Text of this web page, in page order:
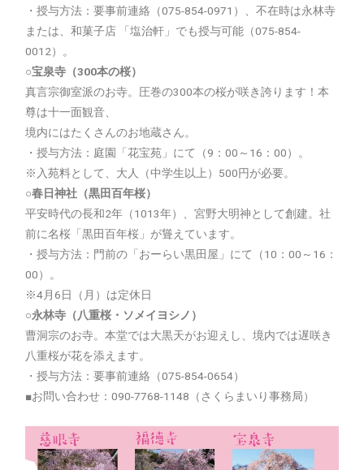
・授与方法：要事前連絡（075-854-0971）、不在時は永林寺
または、和菓子店 「塩治軒」でも授与可能（075-854-
0012）。
○宝泉寺（300本の桜）
真言宗御室派のお寺。圧巻の300本の桜が咲き誇ります！本
尊は十一面観音、
境内にはたくさんのお地蔵さん。
・授与方法：庭園「花宝苑」にて（9：00～16：00）。
※入苑料として、大人（中学生以上）500円が必要。
○春日神社（黒田百年桜）
平安時代の長和2年（1013年）、宮野大明神として創建。社
前に名桜「黒田百年桜」が聳えています。
・授与方法：門前の「おーらい黒田屋」にて（10：00～16：
00）。
※4月6日（月）は定休日
○永林寺（八重桜・ソメイヨシノ）
曹洞宗のお寺。本堂では大黒天がお迎えし、境内では遅咲き
八重桜が花を添えます。
・授与方法：要事前連絡（075-854-0654）
■お問い合わせ：090-7768-1148（さくらまいり事務局）